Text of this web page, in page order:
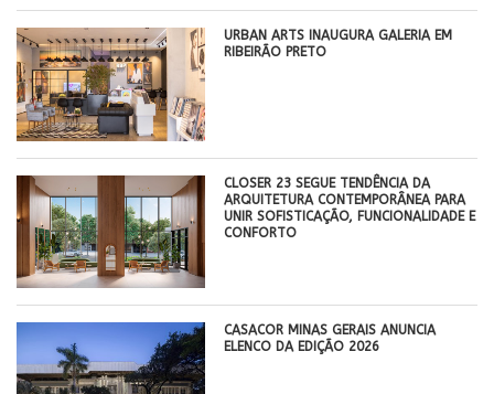
​URBAN ARTS INAUGURA GALERIA EM
RIBEIRÃO PRETO
CLOSER 23 SEGUE TENDÊNCIA DA
ARQUITETURA CONTEMPORÂNEA PARA
UNIR SOFISTICAÇÃO, FUNCIONALIDADE E
CONFORTO
CASACOR MINAS GERAIS ANUNCIA
ELENCO DA EDIÇÃO 2026